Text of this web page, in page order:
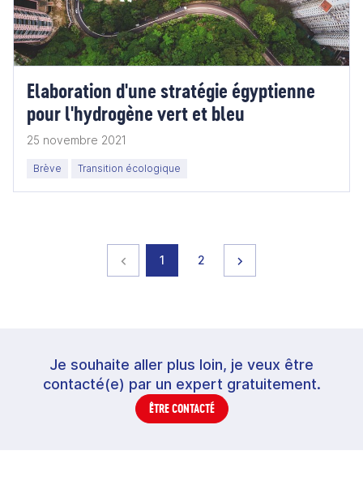
Elaboration d'une stratégie égyptienne
pour l'hydrogène vert et bleu
25 novembre 2021
Brève Transition écologique
Page précédente
page
1 page
2
Je souhaite aller plus loin, je veux être
contacté(e) par un expert gratuitement.
ÊTRE CONTACTÉ